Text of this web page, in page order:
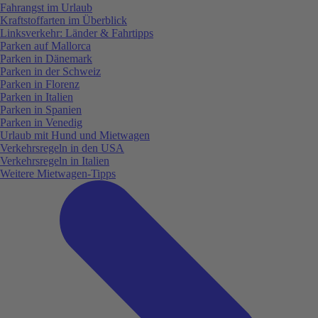
Fahrangst im Urlaub
Kraftstoffarten im Überblick
Linksverkehr: Länder & Fahrtipps
Parken auf Mallorca
Parken in Dänemark
Parken in der Schweiz
Parken in Florenz
Parken in Italien
Parken in Spanien
Parken in Venedig
Urlaub mit Hund und Mietwagen
Verkehrsregeln in den USA
Verkehrsregeln in Italien
Weitere Mietwagen-Tipps